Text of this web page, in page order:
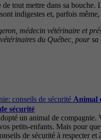
de tout mettre dans sa bouche.
indigestes et, parfois
médecin vétérinaire et
du Québec, pour sa
Animal
sécurité
un animal de compagnie.
petits-enfants. Mais pour
de sécurité à respecter et